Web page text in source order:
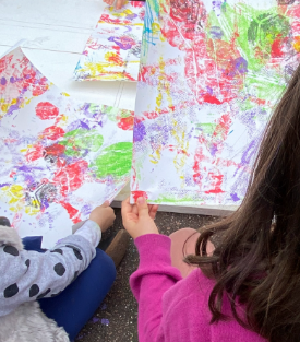
CRÉER SON
PUBLIER SES
DEVENIR
À PROPOS
L'ÉQUIPE OAM
À PROPOS
CONTACT